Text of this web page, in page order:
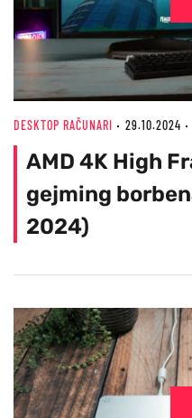
DESKTOP RAČUNARI 29.10.2024
AMD 4K High
gejming
2024)